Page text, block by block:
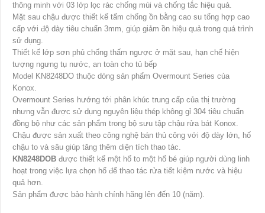
thông minh với 03 lớp lọc rác chống mùi và chống tắc hiệu quả.
Mặt sau chậu được thiết kế tấm chống ồn bằng cao su tổng hợp cao
cấp với độ dày tiêu chuẩn 3mm, giúp giảm ồn hiệu quả trong quá trình
sử dụng.
Thiết kế lớp sơn phủ chống thấm ngược ở mặt sau, hạn chế hiện
tượng ngưng tụ nước, an toàn cho tủ bếp
Model KN8248DO thuộc dòng sản phẩm Overmount Series của
Konox.
Overmount Series hướng tới phân khúc trung cấp của thị trường
nhưng vẫn được sử dụng nguyên liệu thép không gỉ 304 tiêu chuẩn
đồng bộ như các sản phẩm trong bộ sưu tập chậu rửa bát Konox.
Chậu được sản xuất theo công nghệ bán thủ công với độ dày lớn, hố
chậu to và sâu giúp tăng thêm diện tích thao tác.
KN8248DOB được thiết kế một hố to một hố bé giúp người dùng linh
hoạt trong việc lựa chọn hố để thao tác rửa tiết kiệm nước và hiệu
quả hơn.
Sản phẩm được bảo hành chính hãng lên đến 10 (năm).